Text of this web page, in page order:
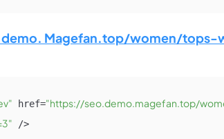
Magefan.top/women/tops-
href="https://seo.demo.magefan.top/
/>